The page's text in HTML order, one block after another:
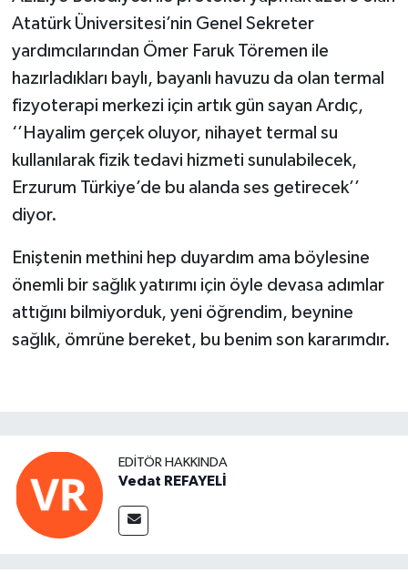
Atatürk Üniversitesi’nin Genel Sekreter
yardımcılarından Ömer Faruk Töremen ile
hazırladıkları baylı, bayanlı havuzu da olan termal
fizyoterapi merkezi için artık gün sayan Ardıç,
‘’Hayalim gerçek oluyor, nihayet termal su
kullanılarak fizik tedavi hizmeti sunulabilecek,
Erzurum Türkiye’de bu alanda ses getirecek’’
diyor.
Eniştenin methini hep duyardım ama böylesine
önemli bir sağlık yatırımı için öyle devasa adımlar
attığını bilmiyorduk, yeni öğrendim, beynine
sağlık, ömrüne bereket, bu benim son kararımdır.
EDITÖR HAKKINDA
Vedat REFAYELİ